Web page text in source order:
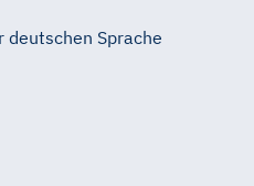
deutschen Sprache